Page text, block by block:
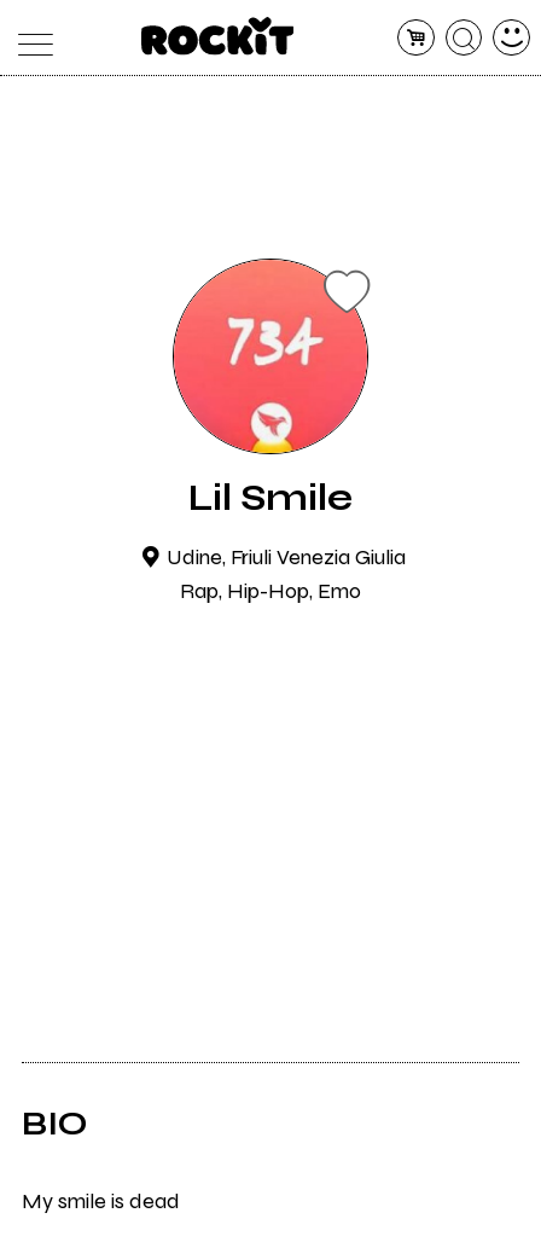
Lil Smile
Udine, Friuli Venezia Giulia
Rap, Hip-Hop, Emo
BIO
My smile is dead